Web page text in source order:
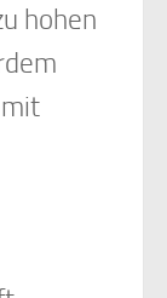
hohen